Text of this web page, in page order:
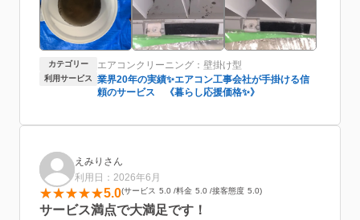
した。また、お掃除前と後の写真を見せていただけたので、どの
くらい綺麗になったのかが一目で分かり、とても安心できまし
た。ここまで丁寧に対応していただけて大変満足しています。ま
た来年もぜひお願いしたいと思います。
カテゴリー エアコンクリーニング：壁掛け型
利用サービス
業界20年の実績✨エアコン工事会社が手掛ける信
頼のサービス 《暮らし応援価格✨》
えみりさん
利用日：2026年6月
5.0 サービス 5.0 料金 5.0 接客態度 5.0
サービス満点で大満足です！